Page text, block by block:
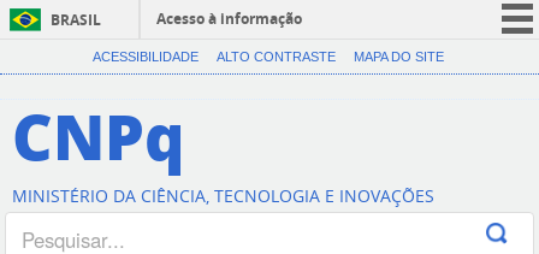
BRASIL
Acesso à informação
CORONAVÍRUS (COVID-19)
Canais
ACESSIBILIDADE ALTO CONTRASTE MAPA DO SITE
CNPq
MINISTÉRIO DA CIÊNCIA, TECNOLOGIA E INOVAÇÕES